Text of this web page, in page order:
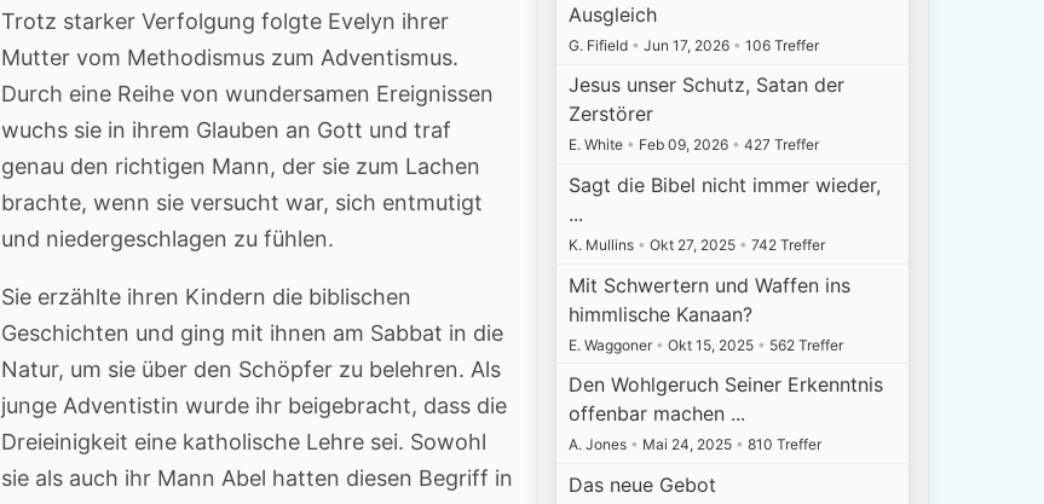
Trotz starker Verfolgung folgte Evelyn ihrer
Mutter vom Methodismus zum Adventismus.
Durch eine Reihe von wundersamen Ereignissen
wuchs sie in ihrem Glauben an Gott und traf
genau den richtigen Mann, der sie zum Lachen
brachte, wenn sie versucht war, sich entmutigt
und niedergeschlagen zu fühlen.
Sie erzählte ihren Kindern die biblischen
Geschichten und ging mit ihnen am Sabbat in die
Natur, um sie über den Schöpfer zu belehren. Als
junge Adventistin wurde ihr beigebracht, dass die
Dreieinigkeit eine katholische Lehre sei. Sowohl
sie als auch ihr Mann Abel hatten diesen Begriff in
Ausgleich
G. Fifield • Jun 17, 2026 • 106 Treffer
Jesus unser Schutz, Satan der
Zerstörer
E. White • Feb 09, 2026 • 427 Treffer
Sagt die Bibel nicht immer wieder,
...
K. Mullins • Okt 27, 2025 • 742 Treffer
Mit Schwertern und Waffen ins
himmlische Kanaan?
E. Waggoner • Okt 15, 2025 • 562 Treffer
Den Wohlgeruch Seiner Erkenntnis
offenbar machen ...
A. Jones • Mai 24, 2025 • 810 Treffer
Das neue Gebot